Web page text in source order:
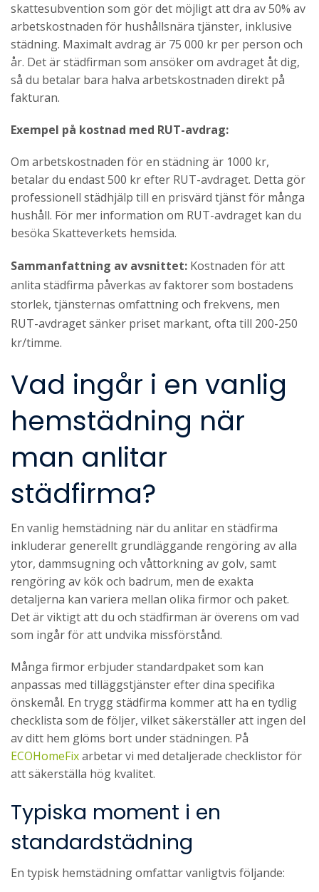
skattesubvention som gör det möjligt att dra av 50% av
arbetskostnaden för hushållsnära tjänster, inklusive
städning. Maximalt avdrag är 75 000 kr per person och
år. Det är städfirman som ansöker om avdraget åt dig,
så du betalar bara halva arbetskostnaden direkt på
fakturan.
Exempel på kostnad med RUT-avdrag:
Om arbetskostnaden för en städning är 1000 kr,
betalar du endast 500 kr efter RUT-avdraget. Detta gör
professionell städhjälp till en prisvärd tjänst för många
hushåll. För mer information om RUT-avdraget kan du
besöka Skatteverkets hemsida.
Sammanfattning av avsnittet: Kostnaden för att
anlita städfirma påverkas av faktorer som bostadens
storlek, tjänsternas omfattning och frekvens, men
RUT-avdraget sänker priset markant, ofta till 200-250
kr/timme.
Vad ingår i en vanlig
hemstädning när
man anlitar
städfirma?
En vanlig hemstädning när du anlitar en städfirma
inkluderar generellt grundläggande rengöring av alla
ytor, dammsugning och våttorkning av golv, samt
rengöring av kök och badrum, men de exakta
detaljerna kan variera mellan olika firmor och paket.
Det är viktigt att du och städfirman är överens om vad
som ingår för att undvika missförstånd.
Många firmor erbjuder standardpaket som kan
anpassas med tilläggstjänster efter dina specifika
önskemål. En trygg städfirma kommer att ha en tydlig
checklista som de följer, vilket säkerställer att ingen del
av ditt hem glöms bort under städningen. På
ECOHomeFixarbetar vi med detaljerade checklistor för
att säkerställa hög kvalitet.
Typiska moment i en
standardstädning
En typisk hemstädning omfattar vanligtvis följande: